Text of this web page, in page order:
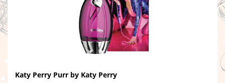
Katy Perry Purr by Katy Perry